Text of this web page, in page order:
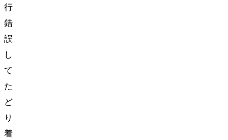
行
錯
誤
し
て
た
ど
り
着